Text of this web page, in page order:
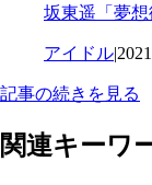
坂東遥「夢想
アイドル|
記事の続きを見る
関連キーワ